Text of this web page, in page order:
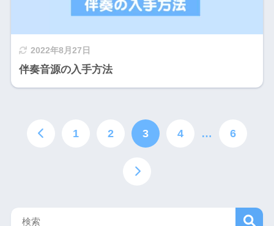
2022年8月27日
伴奏音源の入手方法
1 2 3 4 … 6